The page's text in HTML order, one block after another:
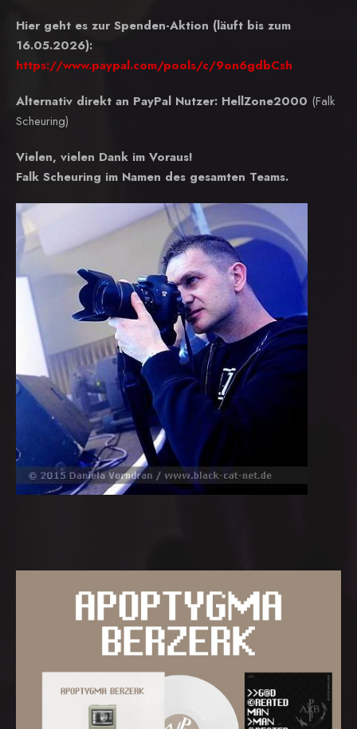
Hier geht es zur Spenden-Aktion (läuft bis zum
16.05.2026):
https://www.paypal.com/pools/c/9on6gdbCsh
Alternativ direkt an PayPal Nutzer: HellZone2000 (Falk
Scheuring)
Vielen, vielen Dank im Voraus!
Falk Scheuring im Namen des gesamten Teams.